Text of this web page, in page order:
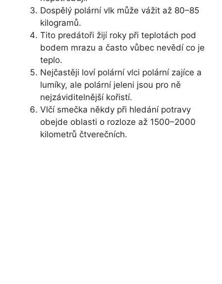
Dospělý polární vlk může vážit až 80–85
kilogramů.
Tito predátoři žijí roky při teplotách pod
bodem mrazu a často vůbec nevědí co je
teplo.
Nejčastěji loví polární vlci polární zajíce a
lumíky, ale polární jeleni jsou pro ně
nejzáviditelnější kořistí.
Vlčí smečka někdy při hledání potravy
obejde oblasti o rozloze až 1500–2000
kilometrů čtverečních.